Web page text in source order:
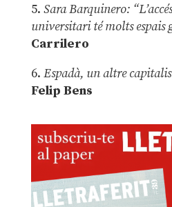
5. Sara Barquinero:
universitari té molts espais
Carrilero
6. Espadà, un altre
Felip Bens